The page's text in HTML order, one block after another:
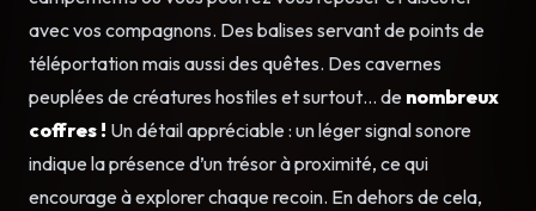
avec vos compagnons. Des balises servant de points de
téléportation mais aussi des quêtes. Des cavernes
peuplées de créatures hostiles et surtout… de nombreux
coffres ! Un détail appréciable : un léger signal sonore
indique la présence d’un trésor à proximité, ce qui
encourage à explorer chaque recoin. En dehors de cela,